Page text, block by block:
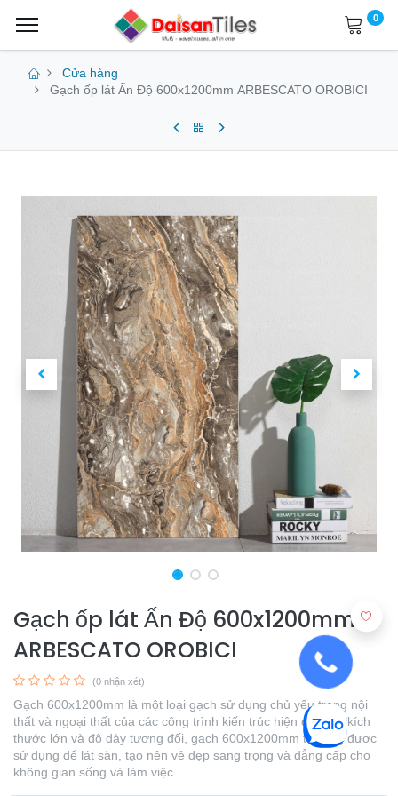
0
Cửa hàng
Gạch ốp lát Ấn Độ 600x1200mm ARBESCATO OROBICI
Gạch ốp lát Ấn Độ 600x1200mm
ARBESCATO OROBICI
(0 nhận xét)
Gạch 600x1200mm là một loại gạch sử dụng chủ yếu trong nội
thất và ngoại thất của các công trình kiến trúc hiện đại. Với kích
thước lớn và độ dày tương đối, gạch 600x1200mm thường được
sử dụng để lát sàn, tạo nên vẻ đẹp sang trọng và đẳng cấp cho
không gian sống và làm việc.